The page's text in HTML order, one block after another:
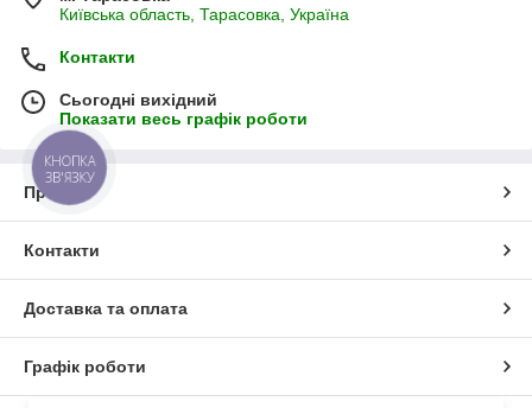
Київська область, Тарасовка, Україна
Контакти
Сьогодні вихідний
Показати весь графік роботи
Про нас
Контакти
Доставка та оплата
Графік роботи
КНОПКА
ЗВ'ЯЗКУ